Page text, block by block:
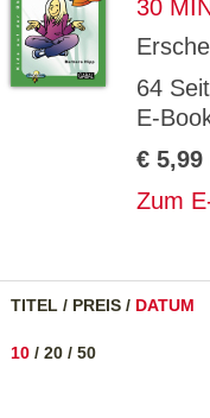
30
64
E-
€ 5,99
Zum
TITEL / PREIS / DATUM
10 / 20 / 50